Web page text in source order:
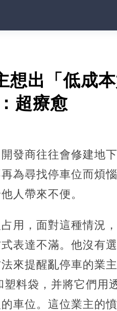
想出「低成
超療愈
發商往往會修建地
為尋找停車位而煩
人帶來不便。
用，面對這種情況，
表達不滿。他沒有
來提醒亂停車的業
料袋，并將它們用
車位。這位業主的憤